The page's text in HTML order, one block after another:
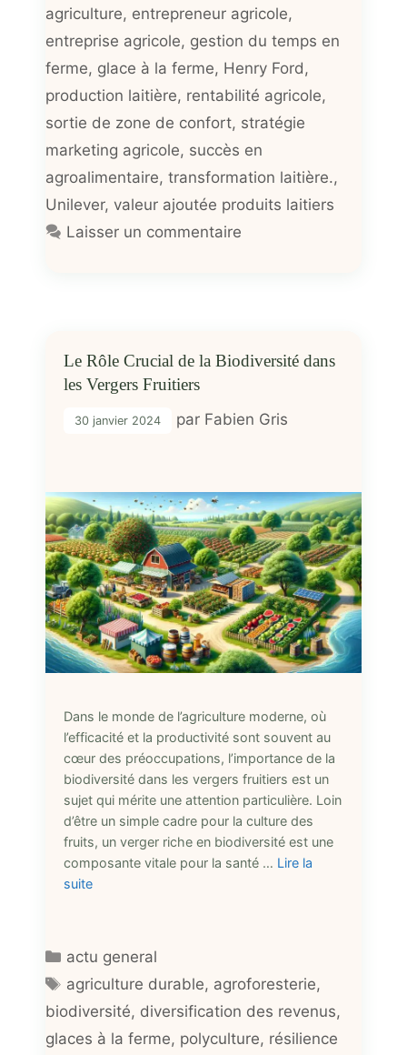
agriculture, entrepreneur agricole,
entreprise agricole, gestion du temps en
ferme, glace à la ferme, Henry Ford ,
production laitière, rentabilité agricole,
sortie de zone de confort, stratégie
marketing agricole, succès en
agroalimentaire, transformation laitière.,
Unilever, valeur ajoutée produits laitiers
Laisser un commentaire
Le Rôle Crucial de la Biodiversité dans
les Vergers Fruitiers
30 janvier 2024 par Fabien Gris
Dans le monde de l’agriculture moderne, où
l’efficacité et la productivité sont souvent au
cœur des préoccupations, l’importance de la
biodiversité dans les vergers fruitiers est un
sujet qui mérite une attention particulière. Loin
d’être un simple cadre pour la culture des
fruits, un verger riche en biodiversité est une
composante vitale pour la santé … Lire la
suite
Catégories
actu general
Étiquettes
agriculture durable, agroforesterie,
biodiversité, diversification des revenus,
glaces à la ferme, polyculture, résilience